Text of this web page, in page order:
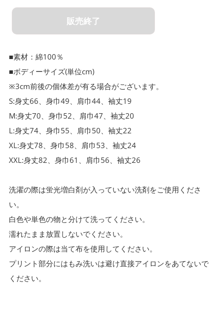
サイズを選択してください
XL
XXL
販売終了
■素材：綿100％
■ボディーサイズ(単位cm)
※3cm前後の個体差が有る場合がございます。
S:身丈66、身巾49、肩巾44、袖丈19
M:身丈70、身巾52、肩巾47、袖丈20
L:身丈74、身巾55、肩巾50、袖丈22
XL:身丈78、身巾58、肩巾53、袖丈24
XXL:身丈82、身巾61、肩巾56、袖丈26
洗濯の際は蛍光増白剤が入っていない洗剤をご使用くださ
い。
白色や単色の物と分けて洗ってください。
濡れたまま放置しないでください。
アイロンの際は当て布を使用してください。
プリント部分にはもみ洗いは避け直接アイロンをあてないで
ください。